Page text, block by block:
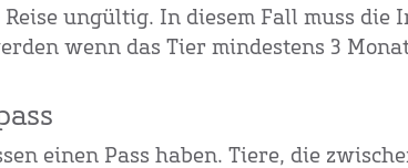
ungültig. In diesem Fall muss die
wenn das Tier mindestens 3
einen Pass haben. Tiere, die